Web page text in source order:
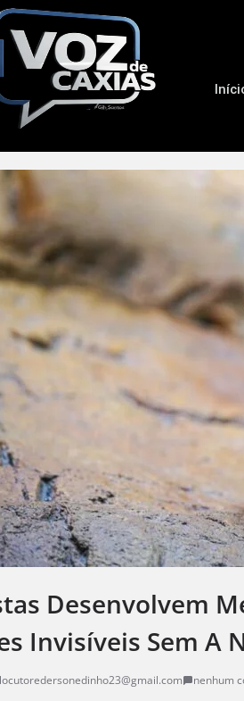
Desenvolvem
Invisíveis Sem A
locutoredersonedinho23@gmail.com nenhum